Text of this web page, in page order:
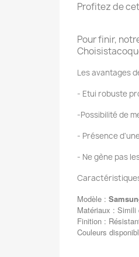
Profitez de
Pour finir,
Les avantages
- Etui robuste
-Possibilité de
- Présence
- Ne gène pas
Modèle :
Matériaux : Simili
Finition :
Couleurs